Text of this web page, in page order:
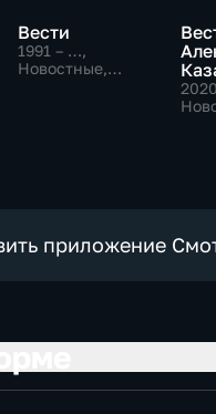
Вести
1991 – …,
Новостные,
приложение